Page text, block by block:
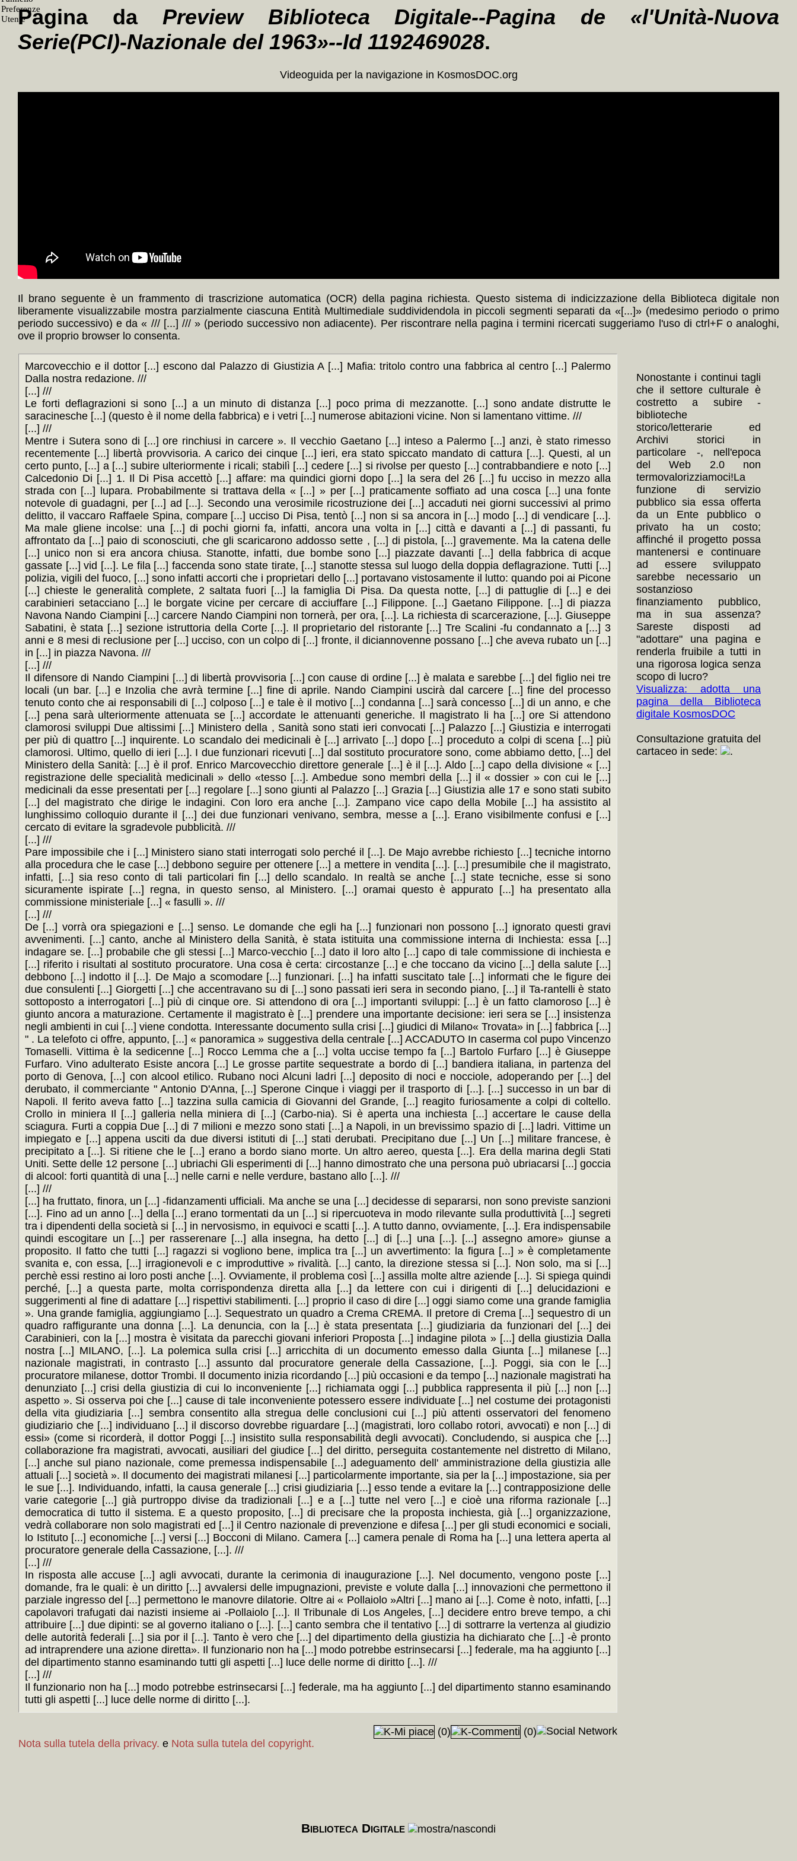
Pagina da Preview Biblioteca Digitale--Pagina de «l'Unità-Nuova
Serie(PCI)-Nazionale del 1963»--Id 1192469028.
Videoguida per la navigazione in KosmosDOC.org
Il brano seguente è un frammento di trascrizione automatica (OCR) della pagina richiesta. Questo sistema di indicizzazione della Biblioteca digitale non
liberamente visualizzabile mostra parzialmente ciascuna Entità Multimediale suddividendola in piccoli segmenti separati da «[...]» (medesimo periodo o primo
periodo successivo) e da « /// [...] /// » (periodo successivo non adiacente). Per riscontrare nella pagina i termini ricercati suggeriamo l'uso di ctrl+F o analoghi,
ove il proprio browser lo consenta.
Marcovecchio e il dottor [...] escono dal Palazzo di Giustizia A [...] Mafia: tritolo contro una fabbrica al centro [...] Palermo
Dalla nostra redazione. ///
[...] ///
Le forti deflagrazioni si sono [...] a un minuto di distanza [...] poco prima di mezzanotte. [...] sono andate distrutte le
saracinesche [...] (questo è il nome della fabbrica) e i vetri [...] numerose abitazioni vicine. Non si lamentano vittime. ///
[...] ///
Mentre i Sutera sono di [...] ore rinchiusi in carcere ». Il vecchio Gaetano [...] inteso a Palermo [...] anzi, è stato rimesso
recentemente [...] libertà provvisoria. A carico dei cinque [...] ieri, era stato spiccato mandato di cattura [...]. Questi, al un
certo punto, [...] a [...] subire ulteriormente i ricali; stabilì [...] cedere [...] si rivolse per questo [...] contrabbandiere e noto [...]
Calcedonio Di [...] 1. Il Di Pisa accettò [...] affare: ma quindici giorni dopo [...] la sera del 26 [...] fu ucciso in mezzo alla
strada con [...] lupara. Probabilmente si trattava della « [...] » per [...] praticamente soffiato ad una cosca [...] una fonte
notevole di guadagni, per [...] ad [...]. Secondo una verosimile ricostruzione dei [...] accaduti nei giorni successivi al primo
delitto, il vaccaro Raffaele Spina, compare [...] ucciso Di Pisa, tentò [...] non si sa ancora in [...] modo [...] di vendicare [...].
Ma male gliene incolse: una [...] di pochi giorni fa, infatti, ancora una volta in [...] città e davanti a [...] di passanti, fu
affrontato da [...] paio di sconosciuti, che gli scaricarono addosso sette , [...] di pistola, [...] gravemente. Ma la catena delle
[...] unico non si era ancora chiusa. Stanotte, infatti, due bombe sono [...] piazzate davanti [...] della fabbrica di acque
gassate [...] vid [...]. Le fila [...] faccenda sono state tirate, [...] stanotte stessa sul luogo della doppia deflagrazione. Tutti [...]
polizia, vigili del fuoco, [...] sono infatti accorti che i proprietari dello [...] portavano vistosamente il lutto: quando poi ai Picone
[...] chieste le generalità complete, 2 saltata fuori [...] la famiglia Di Pisa. Da questa notte, [...] di pattuglie di [...] e dei
carabinieri setacciano [...] le borgate vicine per cercare di acciuffare [...] Filippone. [...] Gaetano Filippone. [...] di piazza
Navona Nando Ciampini [...] carcere Nando Ciampini non tornerà, per ora, [...]. La richiesta di scarcerazione, [...]. Giuseppe
Sabatini, è stata [...] sezione istruttoria della Corte [...]. Il proprietario del ristorante [...] Tre Scalini -fu condannato a [...] 3
anni e 8 mesi di reclusione per [...] ucciso, con un colpo di [...] fronte, il diciannovenne possano [...] che aveva rubato un [...]
in [...] in piazza Navona. ///
[...] ///
Il difensore di Nando Ciampini [...] di libertà provvisoria [...] con cause di ordine [...] è malata e sarebbe [...] del figlio nei tre
locali (un bar. [...] e Inzolia che avrà termine [...] fine di aprile. Nando Ciampini uscirà dal carcere [...] fine del processo
tenuto conto che ai responsabili di [...] colposo [...] e tale è il motivo [...] condanna [...] sarà concesso [...] di un anno, e che
[...] pena sarà ulteriormente attenuata se [...] accordate le attenuanti generiche. Il magistrato li ha [...] ore Si attendono
clamorosi sviluppi Due altissimi [...] Ministero della , Sanità sono stati ieri convocati [...] Palazzo [...] Giustizia e interrogati
per più di quattro [...] inquirente. Lo scandalo dei medicinali è [...] arrivato [...] dopo [...] proceduto a colpi di scena [...] più
clamorosi. Ultimo, quello di ieri [...]. I due funzionari ricevuti [...] dal sostituto procuratore sono, come abbiamo detto, [...] del
Ministero della Sanità: [...] è il prof. Enrico Marcovecchio direttore generale [...] è il [...]. Aldo [...] capo della divisione « [...]
registrazione delle specialità medicinali » dello «tesso [...]. Ambedue sono membri della [...] il « dossier » con cui le [...]
medicinali da esse presentati per [...] regolare [...] sono giunti al Palazzo [...] Grazia [...] Giustizia alle 17 e sono stati subito
[...] del magistrato che dirige le indagini. Con loro era anche [...]. Zampano vice capo della Mobile [...] ha assistito al
lunghissimo colloquio durante il [...] dei due funzionari venivano, sembra, messe a [...]. Erano visibilmente confusi e [...]
cercato di evitare la sgradevole pubblicità. ///
[...] ///
Pare impossibile che i [...] Ministero siano stati interrogati solo perché il [...]. De Majo avrebbe richiesto [...] tecniche intorno
alla procedura che le case [...] debbono seguire per ottenere [...] a mettere in vendita [...]. [...] presumibile che il magistrato,
infatti, [...] sia reso conto di tali particolari fin [...] dello scandalo. In realtà se anche [...] state tecniche, esse si sono
sicuramente ispirate [...] regna, in questo senso, al Ministero. [...] oramai questo è appurato [...] ha presentato alla
commissione ministeriale [...] « fasulli ». ///
[...] ///
De [...] vorrà ora spiegazioni e [...] senso. Le domande che egli ha [...] funzionari non possono [...] ignorato questi gravi
avvenimenti. [...] canto, anche al Ministero della Sanità, è stata istituita una commissione interna di Inchiesta: essa [...]
indagare se. [...] probabile che gli stessi [...] Marco-vecchio [...] dato il loro alto [...] capo di tale commissione di inchiesta e
[...] riferito i risultati al sostituto procuratore. Una cosa è certa: circostanze [...] e che toccano da vicino [...] della salute [...]
debbono [...] indotto il [...]. De Majo a scomodare [...] funzionari. [...] ha infatti suscitato tale [...] informati che le figure dei
due consulenti [...] Giorgetti [...] che accentravano su di [...] sono passati ieri sera in secondo piano, [...] il Ta-rantelli è stato
sottoposto a interrogatori [...] più di cinque ore. Si attendono di ora [...] importanti sviluppi: [...] è un fatto clamoroso [...] è
giunto ancora a maturazione. Certamente il magistrato è [...] prendere una importante decisione: ieri sera se [...] insistenza
negli ambienti in cui [...] viene condotta. Interessante documento sulla crisi [...] giudici di Milano« Trovata» in [...] fabbrica [...]
" . La telefoto ci offre, appunto, [...] « panoramica » suggestiva della centrale [...] ACCADUTO In caserma col pupo Vincenzo
Tomaselli. Vittima è la sedicenne [...] Rocco Lemma che a [...] volta uccise tempo fa [...] Bartolo Furfaro [...] è Giuseppe
Furfaro. Vino adulterato Esiste ancora [...] Le grosse partite sequestrate a bordo di [...] bandiera italiana, in partenza del
porto di Genova, [...] con alcool etilico. Rubano noci Alcuni ladri [...] deposito di noci e nocciole, adoperando per [...] del
derubato, il commerciante " Antonio D'Anna, [...] Sperone Cinque i viaggi per il trasporto di [...]. [...] successo in un bar di
Napoli. Il ferito aveva fatto [...] tazzina sulla camicia di Giovanni del Grande, [...] reagito furiosamente a colpi di coltello.
Crollo in miniera Il [...] galleria nella miniera di [...] (Carbo-nia). Si è aperta una inchiesta [...] accertare le cause della
sciagura. Furti a coppia Due [...] di 7 milioni e mezzo sono stati [...] a Napoli, in un brevissimo spazio di [...] ladri. Vittime un
impiegato e [...] appena usciti da due diversi istituti di [...] stati derubati. Precipitano due [...] Un [...] militare francese, è
precipitato a [...]. Si ritiene che le [...] erano a bordo siano morte. Un altro aereo, questa [...]. Era della marina degli Stati
Uniti. Sette delle 12 persone [...] ubriachi Gli esperimenti di [...] hanno dimostrato che una persona può ubriacarsi [...] goccia
di alcool: forti quantità di una [...] nelle carni e nelle verdure, bastano allo [...]. ///
[...] ///
[...] ha fruttato, finora, un [...] -fidanzamenti ufficiali. Ma anche se una [...] decidesse di separarsi, non sono previste sanzioni
[...]. Fino ad un anno [...] della [...] erano tormentati da un [...] si ripercuoteva in modo rilevante sulla produttività [...] segreti
tra i dipendenti della società si [...] in nervosismo, in equivoci e scatti [...]. A tutto danno, ovviamente, [...]. Era indispensabile
quindi escogitare un [...] per rasserenare [...] alla insegna, ha detto [...] di [...] una [...]. [...] assegno amore» giunse a
proposito. Il fatto che tutti [...] ragazzi si vogliono bene, implica tra [...] un avvertimento: la figura [...] » è completamente
svanita e, con essa, [...] irragionevoli e c improduttive » rivalità. [...] canto, la direzione stessa si [...]. Non solo, ma si [...]
perchè essi restino ai loro posti anche [...]. Ovviamente, il problema così [...] assilla molte altre aziende [...]. Si spiega quindi
perché, [...] a questa parte, molta corrispondenza diretta alla [...] da lettere con cui i dirigenti di [...] delucidazioni e
suggerimenti al fine di adattare [...] rispettivi stabilimenti. [...] proprio il caso di dire [...] oggi siamo come una grande famiglia
». Una grande famiglia, aggiungiamo [...]. Sequestrato un quadro a Crema CREMA. Il pretore di Crema [...] sequestro di un
quadro raffigurante una donna [...]. La denuncia, con la [...] è stata presentata [...] giudiziaria da funzionari del [...] dei
Carabinieri, con la [...] mostra è visitata da parecchi giovani inferiori Proposta [...] indagine pilota » [...] della giustizia Dalla
nostra [...] MILANO, [...]. La polemica sulla crisi [...] arricchita di un documento emesso dalla Giunta [...] milanese [...]
nazionale magistrati, in contrasto [...] assunto dal procuratore generale della Cassazione, [...]. Poggi, sia con le [...]
procuratore milanese, dottor Trombi. Il documento inizia ricordando [...] più occasioni e da tempo [...] nazionale magistrati ha
denunziato [...] crisi della giustizia di cui lo inconveniente [...] richiamata oggi [...] pubblica rappresenta il più [...] non [...]
aspetto ». Si osserva poi che [...] cause di tale inconveniente potessero essere individuate [...] nel costume dei protagonisti
della vita giudiziaria [...] sembra consentito alla stregua delle conclusioni cui [...] più attenti osservatori del fenomeno
giudiziario che [...] individuano [...] il discorso dovrebbe riguardare [...] (magistrati, loro collabo rotori, avvocati) e non [...] di
essi» (come si ricorderà, il dottor Poggi [...] insistito sulla responsabilità degli avvocati). Concludendo, si auspica che [...]
collaborazione fra magistrati, avvocati, ausiliari del giudice [...] del diritto, perseguita costantemente nel distretto di Milano,
[...] anche sul piano nazionale, come premessa indispensabile [...] adeguamento dell' amministrazione della giustizia alle
attuali [...] società ». Il documento dei magistrati milanesi [...] particolarmente importante, sia per la [...] impostazione, sia per
le sue [...]. Individuando, infatti, la causa generale [...] crisi giudiziaria [...] esso tende a evitare la [...] contrapposizione delle
varie categorie [...] già purtroppo divise da tradizionali [...] e a [...] tutte nel vero [...] e cioè una riforma razionale [...]
democratica di tutto il sistema. E a questo proposito, [...] di precisare che la proposta inchiesta, già [...] organizzazione,
vedrà collaborare non solo magistrati ed [...] il Centro nazionale di prevenzione e difesa [...] per gli studi economici e sociali,
lo Istituto [...] economiche [...] versi [...] Bocconi di Milano. Camera [...] camera penale di Roma ha [...] una lettera aperta al
procuratore generale della Cassazione, [...]. ///
[...] ///
In risposta alle accuse [...] agli avvocati, durante la cerimonia di inaugurazione [...]. Nel documento, vengono poste [...]
domande, fra le quali: è un diritto [...] avvalersi delle impugnazioni, previste e volute dalla [...] innovazioni che permettono il
parziale ingresso del [...] permettono le manovre dilatorie. Oltre ai « Pollaiolo »Altri [...] mano ai [...]. Come è noto, infatti, [...]
capolavori trafugati dai nazisti insieme ai -Pollaiolo [...]. Il Tribunale di Los Angeles, [...] decidere entro breve tempo, a chi
attribuire [...] due dipinti: se al governo italiano o [...]. [...] canto sembra che il tentativo [...] di sottrarre la vertenza al giudizio
delle autorità federali [...] sia por il [...]. Tanto è vero che [...] del dipartimento della giustizia ha dichiarato che [...] -è pronto
ad intraprendere una azione diretta». Il funzionario non ha [...] modo potrebbe estrinsecarsi [...] federale, ma ha aggiunto [...]
del dipartimento stanno esaminando tutti gli aspetti [...] luce delle norme di diritto [...]. ///
[...] ///
Il funzionario non ha [...] modo potrebbe estrinsecarsi [...] federale, ma ha aggiunto [...] del dipartimento stanno esaminando
tutti gli aspetti [...] luce delle norme di diritto [...].
(0)
(0)
Nota sulla tutela della privacy. e Nota sulla tutela del copyright.
Nonostante i continui tagli
che il settore culturale è
costretto a subire -
biblioteche
storico/letterarie ed
Archivi storici in
particolare -, nell'epoca
del Web 2.0 non
termovalorizziamoci!La
funzione di servizio
pubblico sia essa offerta
da un Ente pubblico o
privato ha un costo;
affinché il progetto possa
mantenersi e continuare
ad essere sviluppato
sarebbe necessario un
sostanzioso
finanziamento pubblico,
ma in sua assenza?
Sareste disposti ad
"adottare" una pagina e
renderla fruibile a tutti in
una rigorosa logica senza
scopo di lucro?
Visualizza: adotta una
pagina della Biblioteca
digitale KosmosDOC
Consultazione gratuita del
cartaceo in sede:
.
Biblioteca Digitale